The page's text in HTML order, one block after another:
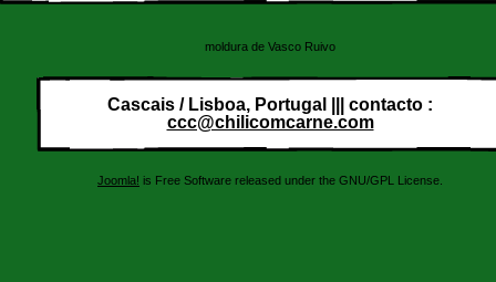
moldura de Vasco Ruivo
Cascais / Lisboa, Portugal ||| contacto :
ccc@chilicomcarne.com
Joomla! is Free Software released under the GNU/GPL License.